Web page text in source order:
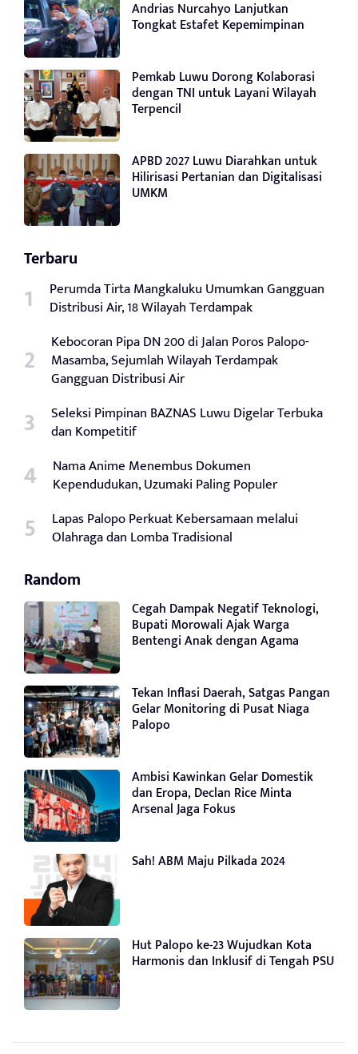
Andrias Nurcahyo Lanjutkan
Tongkat Estafet Kepemimpinan
Pemkab Luwu Dorong Kolaborasi
dengan TNI untuk Layani Wilayah
Terpencil
APBD 2027 Luwu Diarahkan untuk
Hilirisasi Pertanian dan Digitalisasi
UMKM
Terbaru
Perumda Tirta Mangkaluku Umumkan Gangguan
Distribusi Air, 18 Wilayah Terdampak
Kebocoran Pipa DN 200 di Jalan Poros Palopo-
Masamba, Sejumlah Wilayah Terdampak
Gangguan Distribusi Air
Seleksi Pimpinan BAZNAS Luwu Digelar Terbuka
dan Kompetitif
Nama Anime Menembus Dokumen
Kependudukan, Uzumaki Paling Populer
Lapas Palopo Perkuat Kebersamaan melalui
Olahraga dan Lomba Tradisional
Random
Cegah Dampak Negatif Teknologi,
Bupati Morowali Ajak Warga
Bentengi Anak dengan Agama
Tekan Inflasi Daerah, Satgas Pangan
Gelar Monitoring di Pusat Niaga
Palopo
Ambisi Kawinkan Gelar Domestik
dan Eropa, Declan Rice Minta
Arsenal Jaga Fokus
Sah! ABM Maju Pilkada 2024
Hut Palopo ke-23 Wujudkan Kota
Harmonis dan Inklusif di Tengah PSU